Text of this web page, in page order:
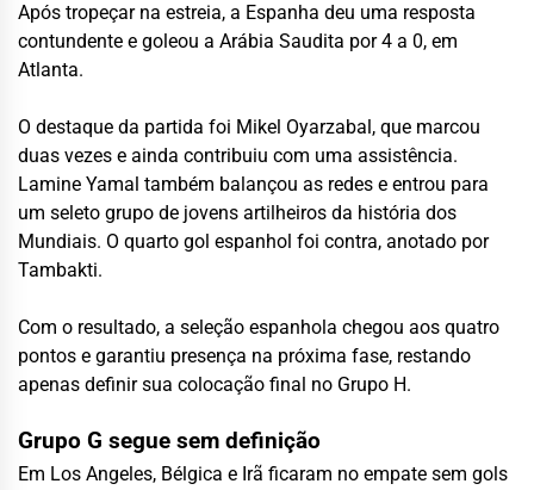
Após tropeçar na estreia, a Espanha deu uma resposta
contundente e goleou a Arábia Saudita por 4 a 0, em
Atlanta.
O destaque da partida foi Mikel Oyarzabal, que marcou
duas vezes e ainda contribuiu com uma assistência.
Lamine Yamal também balançou as redes e entrou para
um seleto grupo de jovens artilheiros da história dos
Mundiais. O quarto gol espanhol foi contra, anotado por
Tambakti.
Com o resultado, a seleção espanhola chegou aos quatro
pontos e garantiu presença na próxima fase, restando
apenas definir sua colocação final no Grupo H.
Grupo G segue sem definição
Em Los Angeles, Bélgica e Irã ficaram no empate sem gols